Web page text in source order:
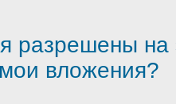
разрешены
вложения?